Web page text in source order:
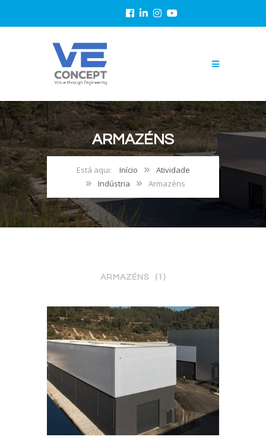
ARMAZÉNS
Início
Atividade
Indústria
Armazéns
ARMAZÉNS 1